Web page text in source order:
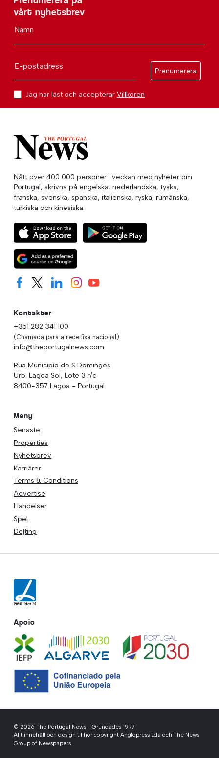
vårt nyhetsbrev
Namn
E-postadress
Prenumerera
Jag har läst och accepterar Villkoren
Nått över 400 000 personer i veckan med nyheter om
Portugal, skrivna på engelska, nederländska, tyska,
franska, svenska, spanska, italienska, ryska, rumänska,
turkiska och kinesiska.
Kontakter
+351 282 341 100
(Chamada para a rede fixa nacional)
info@theportugalnews.com
Rua Municipio de S Domingos
Urb. Lagoa Sol, Lote 3 r/c
8400-357 Lagoa - Portugal
Meny
Senaste
Properties
Nyhetsbrev
Karriärer
Terms & Conditions
Advertise
Händelser
Spel
Dejting
Apoio
© 2026 The Portugal News - Grundades 1977
Allt innehåll och design tillhör copyright Anglopress Lda och The News
Group of Newspapers